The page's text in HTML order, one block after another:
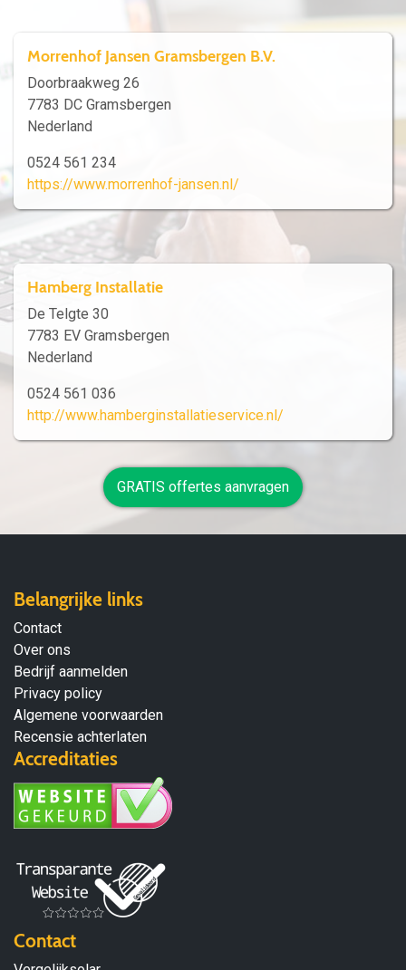
Morrenhof Jansen Gramsbergen B.V.
Doorbraakweg 26
7783 DC Gramsbergen
Nederland
0524 561 234
https://www.morrenhof-jansen.nl/
Hamberg Installatie
De Telgte 30
7783 EV Gramsbergen
Nederland
0524 561 036
http://www.hamberginstallatieservice.nl/
GRATIS offertes aanvragen
Belangrijke links
Contact
Over ons
Bedrijf aanmelden
Privacy policy
Algemene voorwaarden
Recensie achterlaten
Accreditaties
Contact